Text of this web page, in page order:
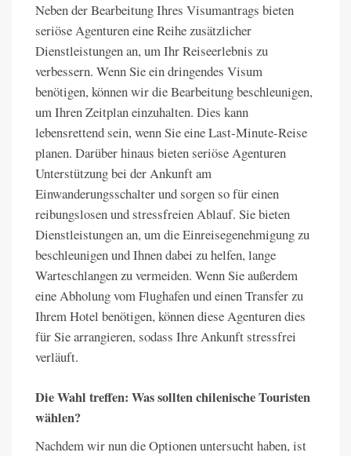
Neben der Bearbeitung Ihres Visumantrags bieten
seriöse Agenturen eine Reihe zusätzlicher
Dienstleistungen an, um Ihr Reiseerlebnis zu
verbessern. Wenn Sie ein dringendes Visum
benötigen, können wir die Bearbeitung beschleunigen,
um Ihren Zeitplan einzuhalten. Dies kann
lebensrettend sein, wenn Sie eine Last-Minute-Reise
planen. Darüber hinaus bieten seriöse Agenturen
Unterstützung bei der Ankunft am
Einwanderungsschalter und sorgen so für einen
reibungslosen und stressfreien Ablauf. Sie bieten
Dienstleistungen an, um die Einreisegenehmigung zu
beschleunigen und Ihnen dabei zu helfen, lange
Warteschlangen zu vermeiden. Wenn Sie außerdem
eine Abholung vom Flughafen und einen Transfer zu
Ihrem Hotel benötigen, können diese Agenturen dies
für Sie arrangieren, sodass Ihre Ankunft stressfrei
verläuft.
Die Wahl treffen: Was sollten chilenische Touristen
wählen?
Nachdem wir nun die Optionen untersucht haben, ist